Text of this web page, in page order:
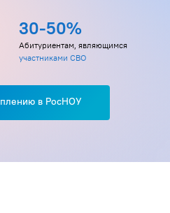
30-50%
Абитуриентам, являющимся
участниками СВО
в РосНОУ